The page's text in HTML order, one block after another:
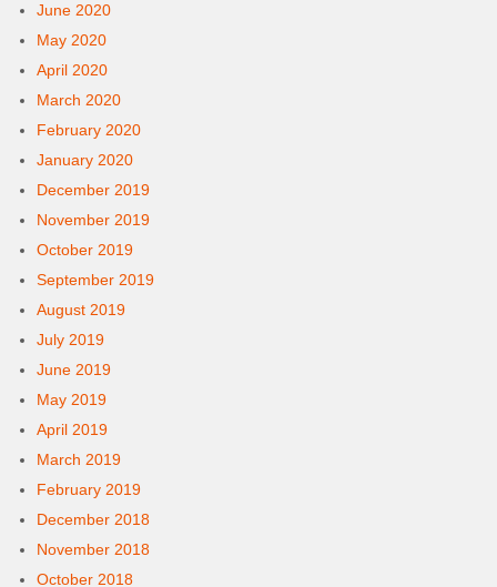
June 2020
May 2020
April 2020
March 2020
February 2020
January 2020
December 2019
November 2019
October 2019
September 2019
August 2019
July 2019
June 2019
May 2019
April 2019
March 2019
February 2019
December 2018
November 2018
October 2018